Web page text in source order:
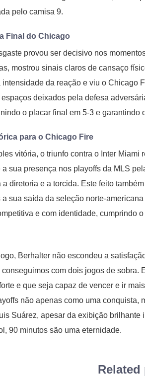
pelo camisa 9.
Final do Chicago
provou ser decisivo nos
mostrou sinais claros de cansaço
da reação e viu o Chicago
deixados pela defesa
o placar final em 5-3 e garantindo
para o Chicago Fire
vitória, o triunfo contra o Inter
a sua presença nos playoffs da MLS
diretoria e a torcida. Este feito
a sua saída da seleção norte-
e com identidade, cumprindo
Berhalter não escondeu a
com dois jogos de sobra.
e que seja capaz de vencer e ir
não apenas como uma conquista,
Suárez, apesar da exibição
90 minutos são uma eternidade.
Related